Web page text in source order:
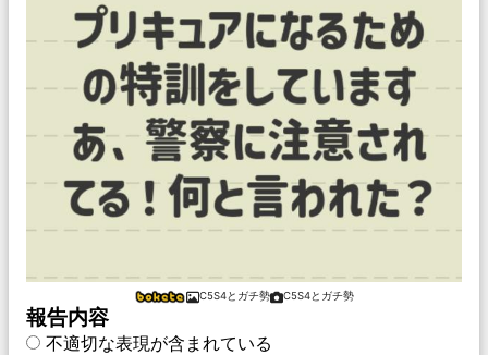
C5S4とガチ勢 C5S4とガチ勢
報告内容
不適切な表現が含まれている